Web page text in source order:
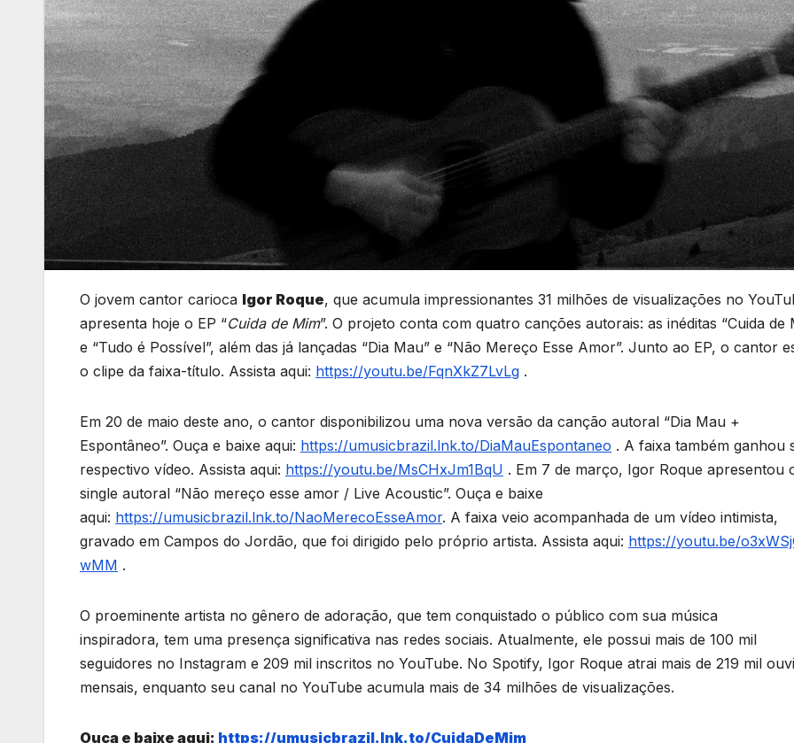
O jovem cantor carioca Igor Roque, que acumula impressionantes 31 milhões de visualizações no
apresenta hoje o EP “Cuida de Mim”. O projeto conta com quatro canções autorais: as inéditas “Cuida de
e “Tudo é Possível”, além das já lançadas “Dia Mau” e “Não Mereço Esse Amor”. Junto ao EP, o cantor
o clipe da faixa-título. Assista aqui: https://youtu.be/FqnXkZ7LvLg .
Em 20 de maio deste ano, o cantor disponibilizou uma nova versão da canção autoral “Dia Mau +
Espontâneo”. Ouça e baixe aqui: https://umusicbrazil.lnk.to/DiaMauEspontaneo . A faixa também ganhou
respectivo vídeo. Assista aqui: https://youtu.be/MsCHxJm1BqU . Em 7 de março, Igor Roque apresentou
single autoral “Não mereço esse amor / Live Acoustic”. Ouça e baixe
aqui: https://umusicbrazil.lnk.to/NaoMerecoEsseAmor. A faixa veio acompanhada de um vídeo intimista,
gravado em Campos do Jordão, que foi dirigido pelo próprio artista. Assista aqui: https://youtu.be/
wMM .
O proeminente artista no gênero de adoração, que tem conquistado o público com sua música
inspiradora, tem uma presença significativa nas redes sociais. Atualmente, ele possui mais de 100 mil
seguidores no Instagram e 209 mil inscritos no YouTube. No Spotify, Igor Roque atrai mais de 219 mil
mensais, enquanto seu canal no YouTube acumula mais de 34 milhões de visualizações.
Ouça e baixe aqui: https://umusicbrazil.lnk.to/CuidaDeMim